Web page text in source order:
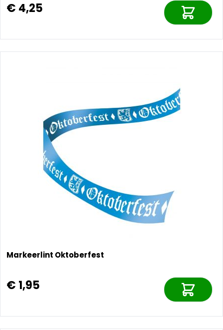
€ 4,25
Markeerlint Oktoberfest
€ 1,95